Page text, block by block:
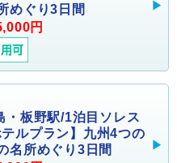
めぐり3日間
円
板野駅/1泊目ソレス
テルプラン】九州4つの
名所めぐり3日間